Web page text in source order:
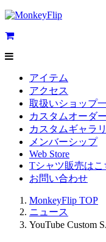
アイテム
アクセス
取扱いショップ
カスタムオーダー
カスタムギャラ
メンバーシップ
Web Store
Tシャツ販売はこ
お問い合わせ
MonkeyFlip TOP
ニュース
YouTube Custom